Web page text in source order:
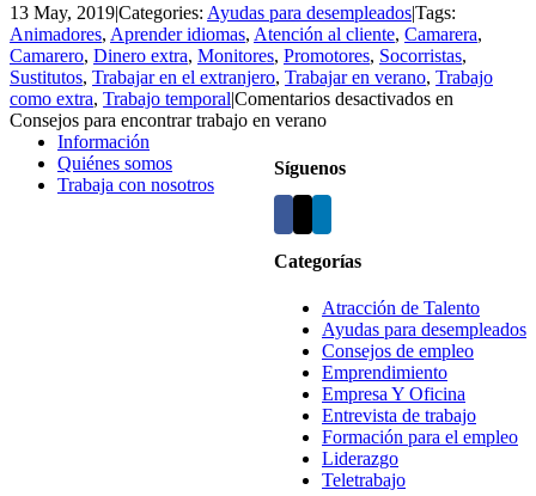
13 May, 2019|Categories: Ayudas para desempleados|Tags:
Animadores, Aprender idiomas, Atención al cliente, Camarera,
Camarero, Dinero extra, Monitores, Promotores, Socorristas,
Sustitutos, Trabajar en el extranjero, Trabajar en verano, Trabajo
como extra, Trabajo temporal|Comentarios desactivados en
Consejos para encontrar trabajo en verano
Síguenos
Categorías
Atracción de Talento
Ayudas para desempleados
Consejos de empleo
Emprendimiento
Empresa Y Oficina
Entrevista de trabajo
Formación para el empleo
Liderazgo
Teletrabajo
Información
Quiénes somos
Trabaja con nosotros